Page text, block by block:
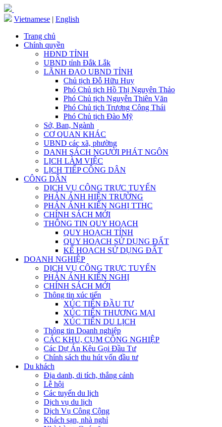
Vietnamese | English
Trang chủ
Chính quyền
HĐND TỈNH
UBND tỉnh Đắk Lắk
LÃNH ĐẠO UBND TỈNH
Chủ tịch Đỗ Hữu Huy
Phó Chủ tịch Hồ Thị Nguyên Thảo
Phó Chủ tịch Nguyễn Thiên Văn
Phó Chủ tịch Trương Công Thái
Phó Chủ tịch Đào Mỹ
Sở, Ban, Ngành
CƠ QUAN KHÁC
UBND các xã, phường
DANH SÁCH NGƯỜI PHÁT NGÔN
LỊCH LÀM VIỆC
LỊCH TIẾP CÔNG DÂN
CÔNG DÂN
DỊCH VỤ CÔNG TRỰC TUYẾN
PHẢN ÁNH HIỆN TRƯỜNG
PHẢN ÁNH KIẾN NGHỊ TTHC
CHÍNH SÁCH MỚI
THÔNG TIN QUY HOẠCH
QUY HOẠCH TỈNH
QUY HOẠCH SỬ DỤNG ĐẤT
KẾ HOẠCH SỬ DỤNG ĐẤT
DOANH NGHIỆP
DỊCH VỤ CÔNG TRỰC TUYẾN
PHẢN ÁNH KIẾN NGHỊ
CHÍNH SÁCH MỚI
Thông tin xúc tiến
XÚC TIẾN ĐẦU TƯ
XÚC TIẾN THƯƠNG MẠI
XÚC TIẾN DU LỊCH
Thông tin Doanh nghiệp
CÁC KHU, CỤM CÔNG NGHIỆP
Các Dự Án Kêu Gọi Đầu Tư
Chính sách thu hút vốn đầu tư
Du khách
Địa danh, di tích, thắng cảnh
Lễ hội
Các tuyến du lịch
Dịch vụ du lịch
Dịch Vụ Công Cộng
Khách sạn, nhà nghỉ